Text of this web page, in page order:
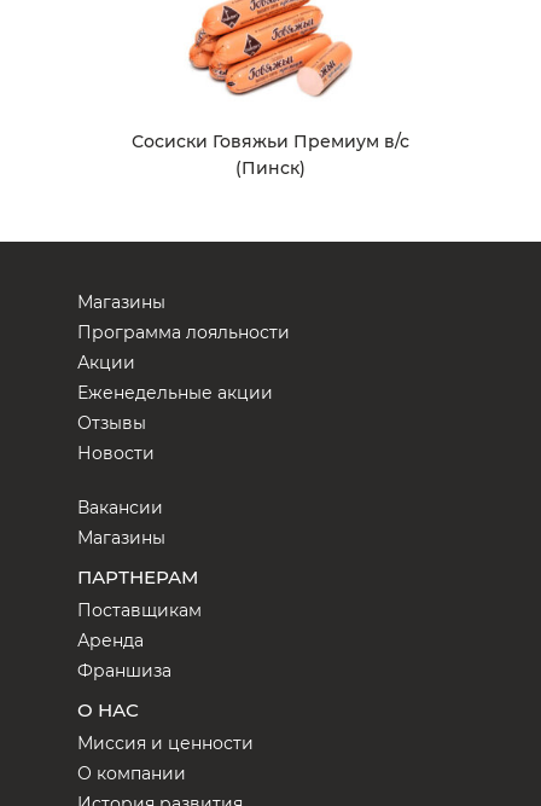
Сосиски Говяжьи Премиум в/с
(Пинск)
Магазины
Программа лояльности
Акции
Еженедельные акции
Отзывы
Новости
Вакансии
Магазины
ПАРТНЕРАМ
Поставщикам
Аренда
Франшиза
О НАС
Миссия и ценности
О компании